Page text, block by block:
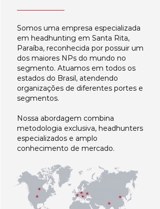
Somos uma empresa especializada
em headhunting em Santa Rita,
Paraíba, reconhecida por possuir um
dos maiores NPs do mundo no
segmento. Atuamos em todos os
estados do Brasil, atendendo
organizações de diferentes portes e
segmentos.
Nossa abordagem combina
metodologia exclusiva, headhunters
especializados e amplo
conhecimento de mercado.